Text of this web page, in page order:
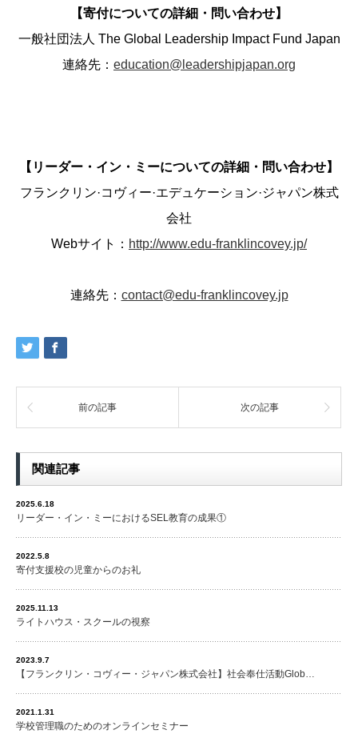
【寄付についての詳細・問い合わせ】
一般社団法人 The Global Leadership Impact Fund Japan
連絡先： education@leadershipjapan.org
【リーダー・イン・ミーについての詳細・問い合わせ】
フランクリン·コヴィー·エデュケーション·ジャパン株式
会社
Webサイト： http://www.edu-franklincovey.jp/
連絡先： contact@edu-franklincovey.jp
前の記事 次の記事
関連記事
2025.6.18
リーダー・イン・ミーにおけるSEL教育の成果①
2022.5.8
寄付支援校の児童からのお礼
2025.11.13
ライトハウス・スクールの視察
2023.9.7
【フランクリン・コヴィー・ジャパン株式会社】社会奉仕活動Glob…
2021.1.31
学校管理職のためのオンラインセミナー